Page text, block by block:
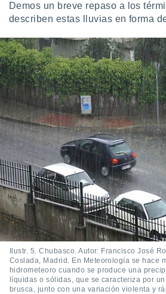
Demos un breve repaso a los
describen estas lluvias en forma
Ilustr. 5. Chubasco. Autor: Francisco José
Coslada, Madrid. En Meteorología se hace
hidrometeoro cuando se produce una
líquidas o sólidas, que se caracteriza por
brusca, junto con una variación violenta y